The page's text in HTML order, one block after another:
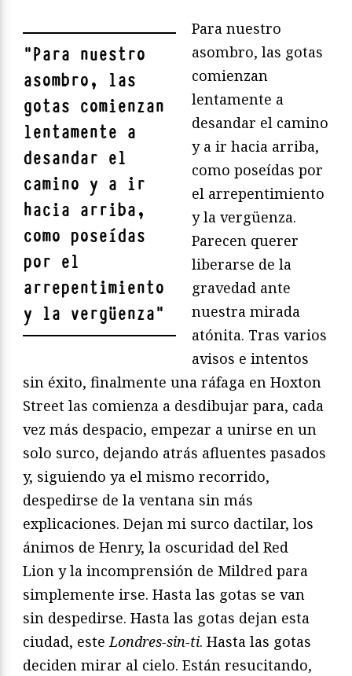
"Para nuestro
asombro, las
gotas comienzan
lentamente a
desandar el
camino y a ir
hacia arriba,
como poseídas
por el
arrepentimiento
y la vergüenza"
Para nuestro
asombro, las gotas
comienzan
lentamente a
desandar el camino
y a ir hacia arriba,
como poseídas por
el arrepentimiento
y la vergüenza.
Parecen querer
liberarse de la
gravedad ante
nuestra mirada
atónita. Tras varios
avisos e intentos
sin éxito, finalmente una ráfaga en Hoxton
Street las comienza a desdibujar para, cada
vez más despacio, empezar a unirse en un
solo surco, dejando atrás afluentes pasados
y, siguiendo ya el mismo recorrido,
despedirse de la ventana sin más
explicaciones. Dejan mi surco dactilar, los
ánimos de Henry, la oscuridad del Red
Lion y la incomprensión de Mildred para
simplemente irse. Hasta las gotas se van
sin despedirse. Hasta las gotas dejan esta
ciudad, esteLondres-sin-ti. Hasta las gotas
deciden mirar al cielo. Están resucitando,